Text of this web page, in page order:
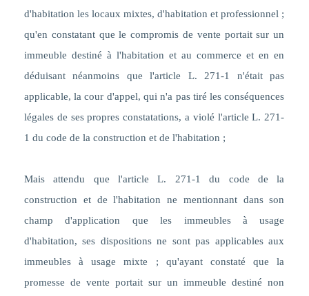
d'habitation les locaux mixtes, d'habitation et professionnel ;
qu'en constatant que le compromis de vente portait sur un
immeuble destiné à l'habitation et au commerce et en en
déduisant néanmoins que l'article L. 271-1 n'était pas
applicable, la cour d'appel, qui n'a pas tiré les conséquences
légales de ses propres constatations, a violé l'article L. 271-
1 du code de la construction et de l'habitation ;
Mais attendu quel'article L. 271-1 du code de la
construction et de l'habitation ne mentionnant dans son
champ d'application que les immeubles à usage
d'habitation, ses dispositions ne sont pas applicables aux
immeubles à usage mixte ; qu'ayant constaté que la
promesse de vente portait sur un immeuble destiné non